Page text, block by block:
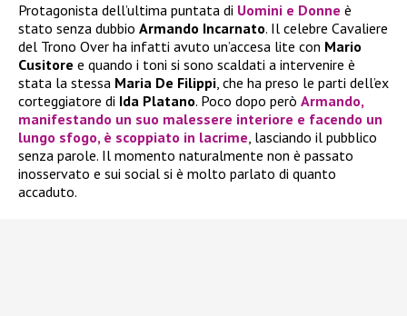
Protagonista dell’ultima puntata di Uomini e Donne è
stato senza dubbio Armando Incarnato. Il celebre Cavaliere
del Trono Over ha infatti avuto un’accesa lite con Mario
Cusitore e quando i toni si sono scaldati a intervenire è
stata la stessa Maria De Filippi, che ha preso le parti dell’ex
corteggiatore di Ida Platano. Poco dopo però Armando,
manifestando un suo malessere interiore e facendo un
lungo sfogo, è scoppiato in lacrime, lasciando il pubblico
senza parole. Il momento naturalmente non è passato
inosservato e sui social si è molto parlato di quanto
accaduto.